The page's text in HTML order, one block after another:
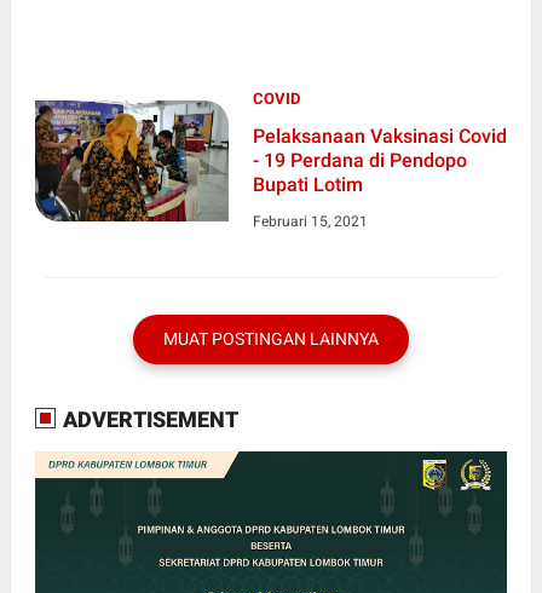
COVID
Pelaksanaan Vaksinasi Covid
- 19 Perdana di Pendopo
Bupati Lotim
Februari 15, 2021
MUAT POSTINGAN LAINNYA
ADVERTISEMENT